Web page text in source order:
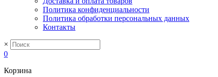
Политика конфиденциальности
Политика обработки персональных данных
Контакты
×
0
Корзина